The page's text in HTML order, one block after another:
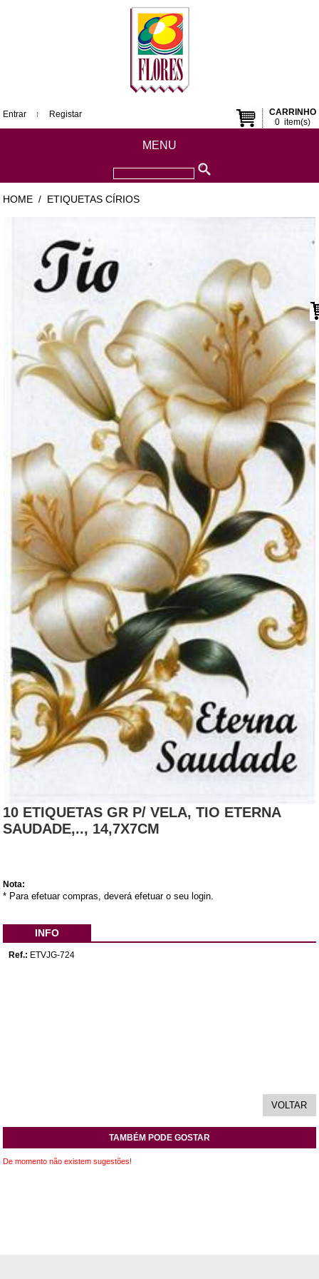
CARRINHO
0item(s)
Entrar Registar
MENU
HOME / ETIQUETAS CÍRIOS
10 ETIQUETAS GR P/ VELA, TIO ETERNA
SAUDADE,.., 14,7X7CM
Nota:
* Para efetuar compras, deverá efetuar o seu login.
INFO
Ref.: ETVJG-724
TAMBÉM PODE GOSTAR
De momento não existem sugestões!